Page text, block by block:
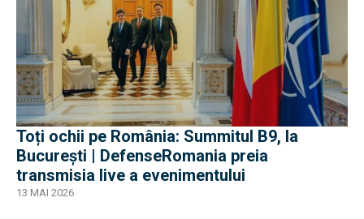
Toți ochii pe România: Summitul B9, la
București | DefenseRomania preia
transmisia live a evenimentului
13 MAI 2026